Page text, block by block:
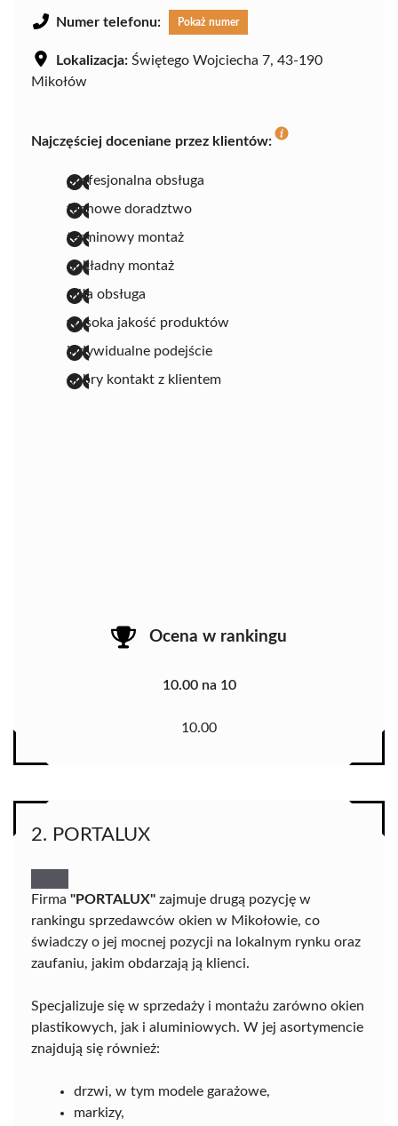
Numer telefonu: Pokaż numer
Lokalizacja: Świętego Wojciecha 7, 43-190
Mikołów
Najczęściej doceniane przez klientów:
profesjonalna obsługa
fachowe doradztwo
terminowy montaż
dokładny montaż
miła obsługa
wysoka jakość produktów
indywidualne podejście
dobry kontakt z klientem
Ocena w rankingu
10.00 na 10
10.00
2. PORTALUX
Firma "PORTALUX" zajmuje drugą pozycję w
rankingu sprzedawców okien w Mikołowie, co
świadczy o jej mocnej pozycji na lokalnym rynku oraz
zaufaniu, jakim obdarzają ją klienci.
Specjalizuje się w sprzedaży i montażu zarówno okien
plastikowych, jak i aluminiowych. W jej asortymencie
znajdują się również:
drzwi, w tym modele garażowe,
markizy,